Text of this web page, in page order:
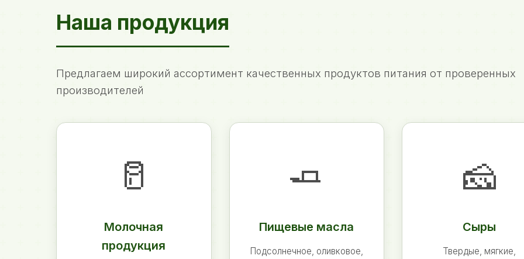
Наша продукция
Предлагаем широкий ассортимент качественных продуктов питания от проверенных
производителей
🥛
Молочная
продукция
🧈
Пищевые масла
Подсолнечное, оливковое,
🧀
Сыры
Твердые, мягкие,